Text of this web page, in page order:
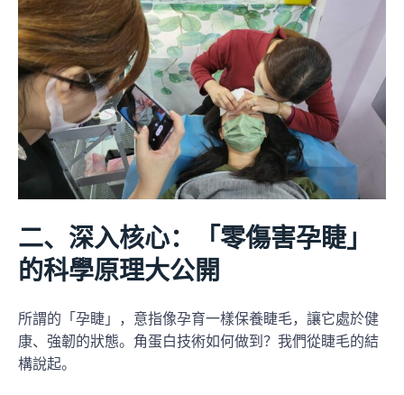
二、深入核心：「零傷害孕睫」
的科學原理大公開
所謂的「孕睫」，意指像孕育一樣保養睫毛，讓它處於健
康、強韌的狀態。角蛋白技術如何做到？我們從睫毛的結
構說起。